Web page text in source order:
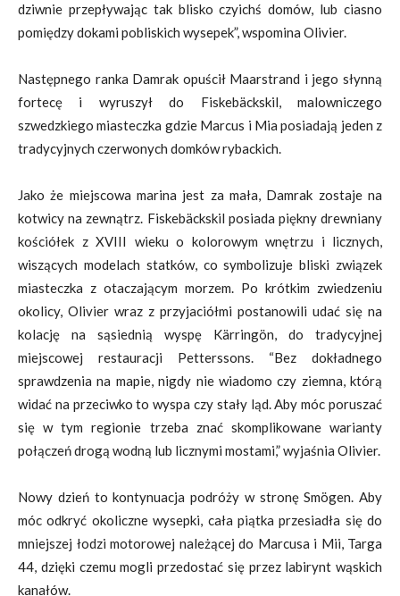
dziwnie przepływając tak blisko czyichś domów, lub ciasno
pomiędzy dokami pobliskich wysepek”, wspomina Olivier.
Następnego ranka Damrak opuścił Maarstrand i jego słynną
fortecę i wyruszył do Fiskebäckskil, malowniczego
szwedzkiego miasteczka gdzie Marcus i Mia posiadają jeden z
tradycyjnych czerwonych domków rybackich.
Jako że miejscowa marina jest za mała, Damrak zostaje na
kotwicy na zewnątrz. Fiskebäckskil posiada piękny drewniany
kościółek z XVIII wieku o kolorowym wnętrzu i licznych,
wiszących modelach statków, co symbolizuje bliski związek
miasteczka z otaczającym morzem. Po krótkim zwiedzeniu
okolicy, Olivier wraz z przyjaciółmi postanowili udać się na
kolację na sąsiednią wyspę Kärringön, do tradycyjnej
miejscowej restauracji Petterssons. “Bez dokładnego
sprawdzenia na mapie, nigdy nie wiadomo czy ziemna, którą
widać na przeciwko to wyspa czy stały ląd. Aby móc poruszać
się w tym regionie trzeba znać skomplikowane warianty
połączeń drogą wodną lub licznymi mostami,” wyjaśnia Olivier.
Nowy dzień to kontynuacja podróży w stronę Smögen. Aby
móc odkryć okoliczne wysepki, cała piątka przesiadła się do
mniejszej łodzi motorowej należącej do Marcusa i Mii, Targa
44, dzięki czemu mogli przedostać się przez labirynt wąskich
kanałów.